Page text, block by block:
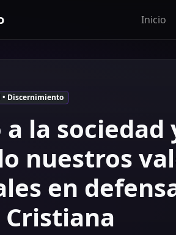
Inicio
• Discernimiento
a la sociedad
nuestros
en